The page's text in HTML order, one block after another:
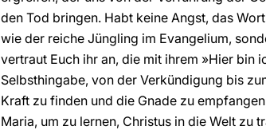
den Tod bringen. Habt keine Angst, das
wie der reiche Jüngling im Evangelium,
vertraut Euch ihr an, die mit ihrem »Hier bin
Selbsthingabe, von der Verkündigung bis
Kraft zu finden und die Gnade zu
Maria, um zu lernen, Christus in die Welt zu